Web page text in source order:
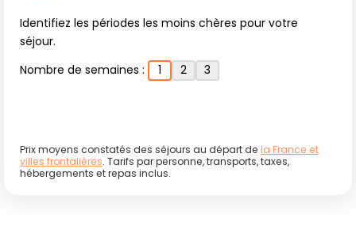
Identifiez les périodes les moins chères pour votre
séjour.
Nombre de semaines :
1 2 3
Prix moyens constatés des séjours au départ de la France et
villes frontalières. Tarifs par personne, transports, taxes,
hébergements et repas inclus.